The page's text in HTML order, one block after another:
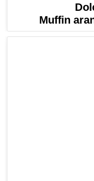
Muffin